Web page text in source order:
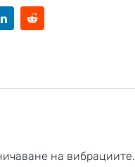
на вибрациите.